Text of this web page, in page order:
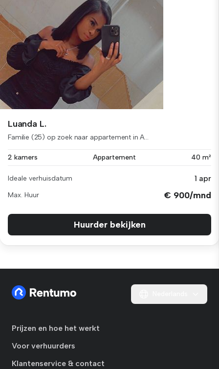
Luanda L.
Familie (25) op zoek naar appartement in A...
2 kamers Appartement 40 m²
Ideale verhuisdatum 1 apr
Max. Huur € 900/mnd
Huurder bekijken
Prijzen en hoe het werkt
Voor verhuurders
Klantenservice & contact